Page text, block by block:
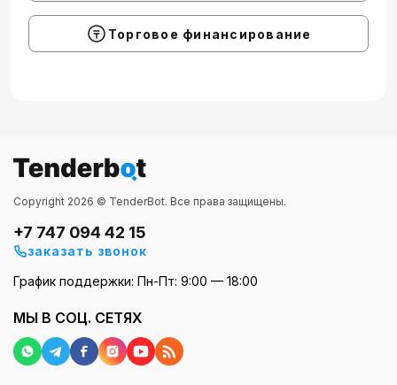
Торговое финансирование
Copyright 2026 © TenderBot. Все права защищены.
+7 747 094 42 15
заказать звонок
График поддержки: Пн-Пт: 9:00 — 18:00
МЫ В СОЦ. СЕТЯХ